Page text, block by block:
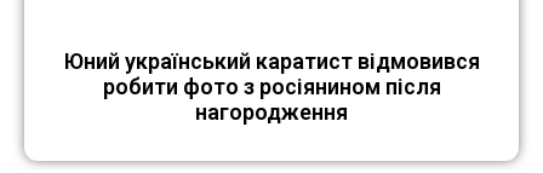
Юний український каратист відмовився
робити фото з росіянином після
нагородження